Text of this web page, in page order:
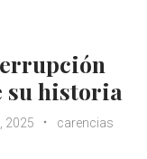
su historia
2025
carencias